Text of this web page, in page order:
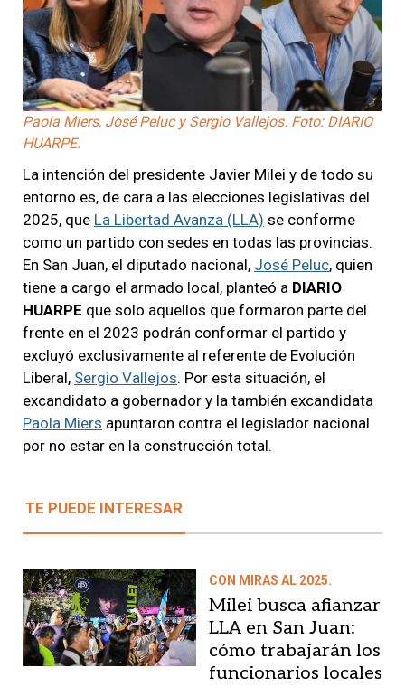
Paola Miers, José Peluc y Sergio Vallejos. Foto: DIARIO
HUARPE.
La intención del presidente Javier Milei y de todo su
entorno es, de cara a las elecciones legislativas del
2025, que La Libertad Avanza (LLA) se conforme
como un partido con sedes en todas las provincias.
En San Juan, el diputado nacional, José Peluc, quien
tiene a cargo el armado local, planteó a DIARIO
HUARPE que solo aquellos que formaron parte del
frente en el 2023 podrán conformar el partido y
excluyó exclusivamente al referente de Evolución
Liberal, Sergio Vallejos. Por esta situación, el
excandidato a gobernador y la también excandidata
Paola Miers apuntaron contra el legislador nacional
por no estar en la construcción total.
TE PUEDE INTERESAR
CON MIRAS AL 2025.
Milei busca afianzar
LLA en San Juan:
cómo trabajarán los
funcionarios locales